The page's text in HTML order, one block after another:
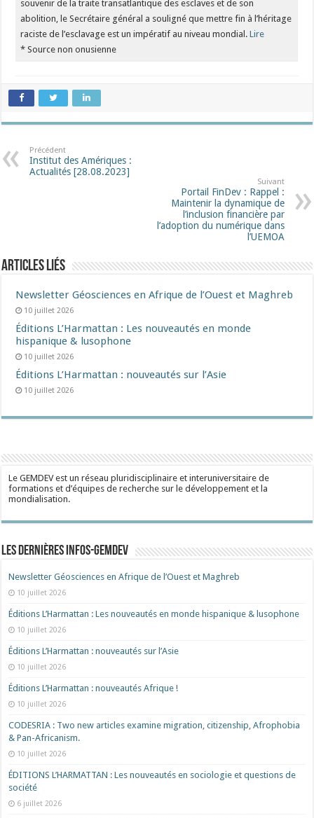
souvenir de la traite transatlantique des esclaves et de son
abolition, le Secrétaire général a souligné que mettre fin à l’héritage
raciste de l’esclavage est un impératif au niveau mondial.Lire
* Source non onusienne
Précédent
Institut des Amériques :
Actualités [28.08.2023]
Suivant
Portail FinDev : Rappel :
Maintenir la dynamique de
l’inclusion financière par
l’adoption du numérique dans
l’UEMOA
Articles liés
Newsletter Géosciences en Afrique de l’Ouest et Maghreb
10 juillet 2026
Éditions L’Harmattan : Les nouveautés en monde
hispanique & lusophone
10 juillet 2026
Éditions L’Harmattan : nouveautés sur l’Asie
10 juillet 2026
Le GEMDEV est un réseau pluridisciplinaire et interuniversitaire de
formations et d’équipes de recherche sur le développement et la
mondialisation.
Les dernières Infos-Gemdev
Newsletter Géosciences en Afrique de l’Ouest et Maghreb
10 juillet 2026
Éditions L’Harmattan : Les nouveautés en monde hispanique & lusophone
10 juillet 2026
Éditions L’Harmattan : nouveautés sur l’Asie
10 juillet 2026
Éditions L’Harmattan : nouveautés Afrique !​
10 juillet 2026
CODESRIA : Two new articles examine migration, citizenship, Afrophobia
& Pan-Africanism.
10 juillet 2026
ÉDITIONS L’HARMATTAN : Les nouveautés en sociologie et questions de
société
6 juillet 2026